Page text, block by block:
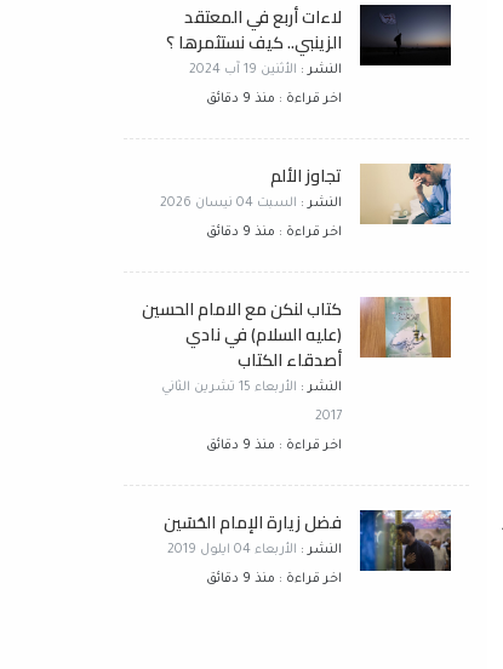
لاءات أربع في المعتقد
الزينبي.. كيف نستثمرها ؟
النشر : الأثنين 19 آب 2024
اخر قراءة : منذ 9 دقائق
تجاوز الألم
النشر : السبت 04 نيسان 2026
اخر قراءة : منذ 9 دقائق
كتاب لنكن مع الامام الحسين
(عليه السلام) في نادي
أصدقاء الكتاب
النشر :
الأربعاء 15 تشرين الثاني
2017
اخر قراءة : منذ 9 دقائق
فضل زيارة الإمام الحُسَين
النشر : الأربعاء 04 ايلول 2019
اخر قراءة : منذ 9 دقائق